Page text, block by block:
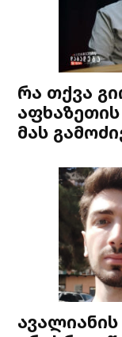
რა თქვა
მას